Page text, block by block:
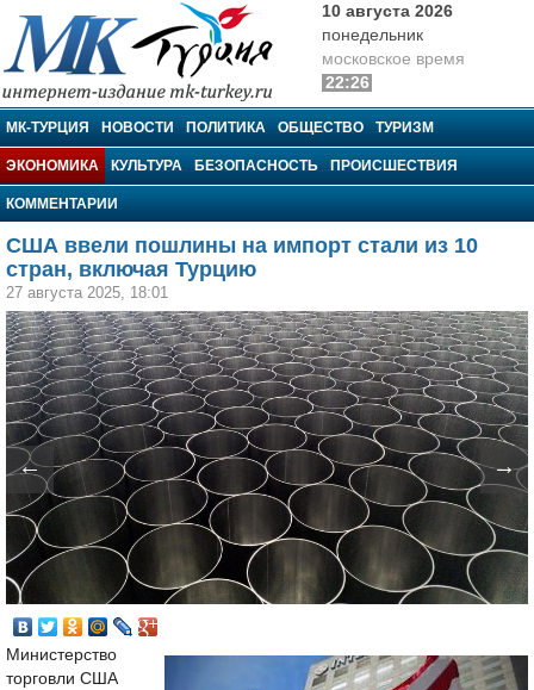
МК-Турция
10 августа 2026
понедельник
московское время
22:26
МК-ТУРЦИЯ НОВОСТИ ПОЛИТИКА ОБЩЕСТВО ТУРИЗМ
ЭКОНОМИКА КУЛЬТУРА БЕЗОПАСНОСТЬ ПРОИСШЕСТВИЯ
КОММЕНТАРИИ
США ввели пошлины на импорт стали из 10
стран, включая Турцию
27 августа 2025, 18:01
← →
Министерство
торговли США